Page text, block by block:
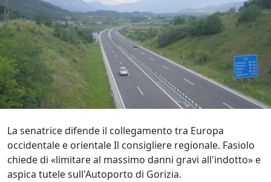
La senatrice difende il collegamento tra Europa
occidentale e orientale Il consigliere regionale. Fasiolo
chiede di «limitare al massimo danni gravi all'indotto» e
aspica tutele sull'Autoporto di Gorizia.